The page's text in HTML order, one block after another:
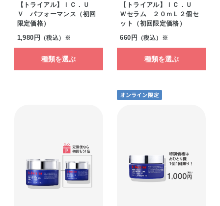
【トライアル】ＩＣ．Ｕ
Ｖ パフォーマンス（初回
限定価格）
1,980円
（税込）※
種類を選ぶ
【トライアル】ＩＣ．Ｕ
Ｗセラム ２０ｍＬ２個セ
ット（初回限定価格）
660円
（税込）※
種類を選ぶ